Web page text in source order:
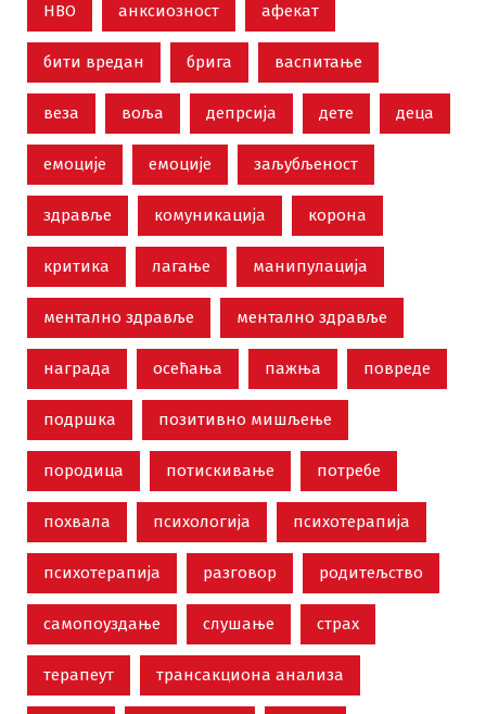
НВО анксиозност афекат
бити вредан брига васпитање
веза воља депрсија дете деца
емоције емоције заљубљеност
здравље комуникација корона
критика лагање манипулација
ментално здравље ментално здравље
награда осећања пажња повреде
подршка позитивно мишљење
породица потискивање потребе
похвала психологија психотерапија
психотерапија разговор родитељство
самопоуздање слушање страх
терапеут трансакциона анализа